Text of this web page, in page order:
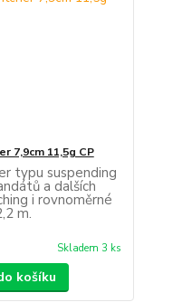
7,9cm 11,5g CP
typu suspending
a dalších
i rovnoměrné
m.
Skladem 3 ks
košíku